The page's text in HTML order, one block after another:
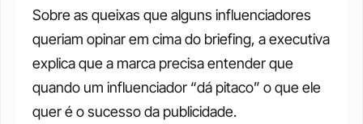
Sobre as queixas que alguns influenciadores
queriam opinar em cima do briefing, a executiva
explica que a marca precisa entender que
quando um influenciador “dá pitaco” o que ele
quer é o sucesso da publicidade.